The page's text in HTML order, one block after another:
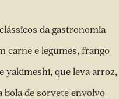
da gastronomia
carne e legumes, frango
yakimeshi, que leva arroz,
bola de sorvete envolvo